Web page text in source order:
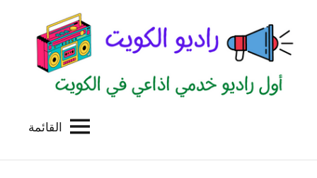
المحتوى
الكويت
القائمة